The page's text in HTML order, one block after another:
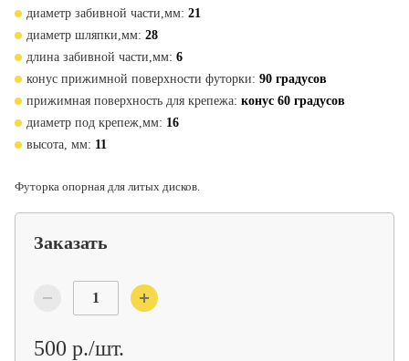
диаметр забивной части,мм: 21
диаметр шляпки,мм: 28
длина забивной части,мм: 6
конус прижимной поверхности футорки: 90 градусов
прижимная поверхность для крепежа: конус 60 градусов
диаметр под крепеж,мм: 16
высота, мм: 11
Футорка опорная для литых дисков.
Заказать
500 р./шт.